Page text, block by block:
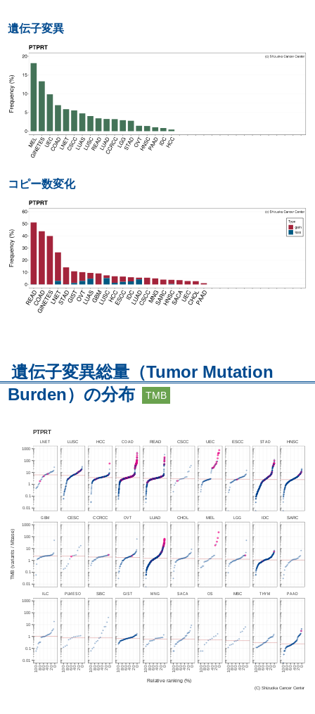
遺伝子変異
コピー数変化
遺伝子変異総量（Tumor Mutation
Burden）の分布
TMB